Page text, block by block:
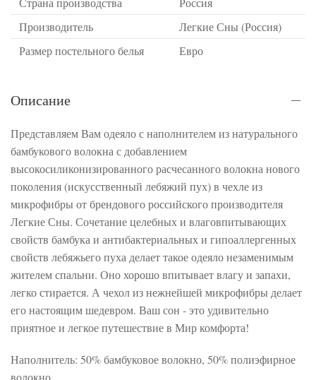
Производитель
Легкие Сны (Россия)
Размер постельного белья
Евро
Описание
Представляем Вам одеяло с наполнителем из натурального
бамбукового волокна с добавлением
высокосиликонизированного расчесанного волокна нового
поколения (искусственный лебяжий пух) в чехле из
микрофибры от брендового российского производителя
Легкие Сны. Сочетание целебных и влаговпитывающих
свойств бамбука и антибактериальных и гипоаллергенных
свойств лебяжьего пуха делает такое одеяло незаменимым
жителем спальни. Оно хорошо впитывает влагу и запахи,
легко стирается. А чехол из нежнейшей микрофибры делает
его настоящим шедевром. Ваш сон - это удивительно
приятное и легкое путешествие в Мир комфорта!
Наполнитель: 50% бамбуковое волокно, 50% полиэфирное
волокно